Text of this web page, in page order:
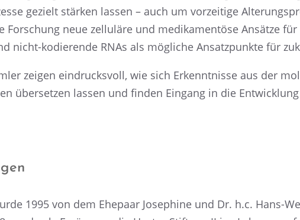
gezielt stärken lassen – auch um vorzei­tige
Forschung neue zellu­läre und medika­men­töse Ansätze
nicht-kodie­rende RNAs als mögli­che Ansatz­punkte für
zeigen eindrucks­voll, wie sich Erkennt­nisse aus der
überset­zen lassen und finden Eingang in die
1995 von dem Ehepaar Josephine und Dr. h.c. Hans-